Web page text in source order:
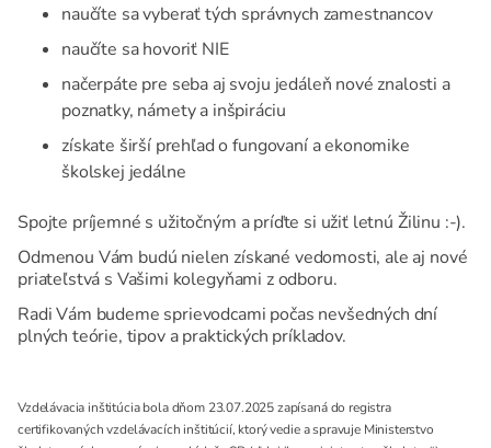
naučíte sa vyberať tých správnych zamestnancov
naučíte sa hovoriť NIE
načerpáte pre seba aj svoju jedáleň nové znalosti a
poznatky, námety a inšpiráciu
získate širší prehľad o fungovaní a ekonomike
školskej jedálne
Spojte príjemné s užitočným a príďte si užiť letnú Žilinu :-).
Odmenou Vám budú nielen získané vedomosti, ale aj nové
priateľstvá s Vašimi kolegyňami z odboru.
Radi Vám budeme sprievodcami počas nevšedných dní
plných teórie, tipov a praktických príkladov.
Vzdelávacia inštitúcia bola dňom 23.07.2025 zapísaná do registra
certifikovaných vzdelávacích inštitúcií, ktorý vedie a spravuje Ministerstvo